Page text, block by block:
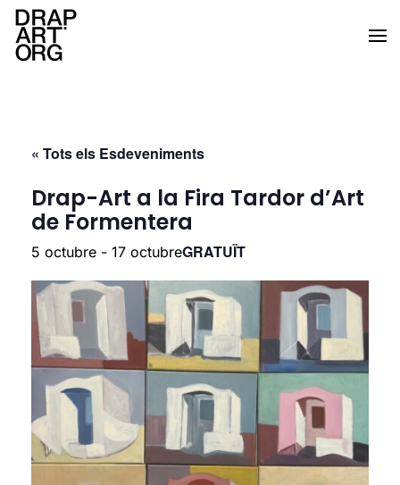
Skip to main content
« Tots els Esdeveniments
Drap-Art a la Fira Tardor d’Art
de Formentera
5 octubre - 17 octubreGRATUÏT